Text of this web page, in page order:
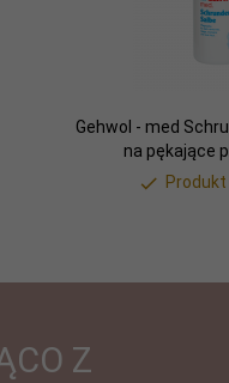
Gehwol - med
na pękające
Z